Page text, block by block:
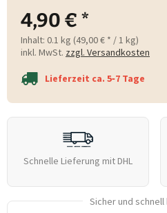
4,90 € *
Inhalt: 0.1 kg (49,00 € * / 1 kg)
inkl. MwSt. zzgl. Versandkosten
Lieferzeit ca. 5‑7 Tage
Schnelle Lieferung mit DHL
Sicher und